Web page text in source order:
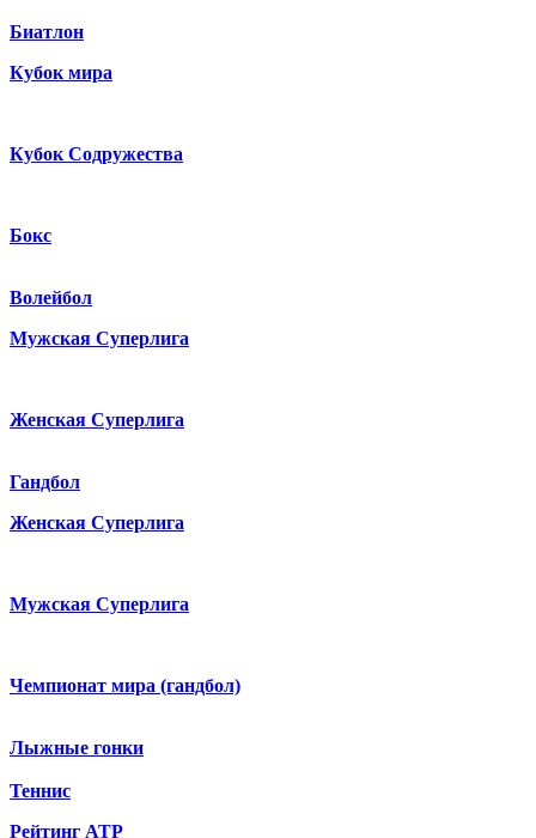
Биатлон
Кубок мира
Кубок Содружества
Бокс
Волейбол
Мужская Суперлига
Женская Суперлига
Гандбол
Женская Суперлига
Мужская Суперлига
Чемпионат мира (гандбол)
Лыжные гонки
Теннис
Рейтинг ATP